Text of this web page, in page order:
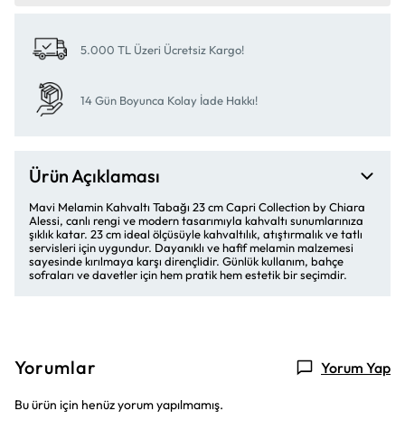
5.000 TL Üzeri Ücretsiz Kargo!
14 Gün Boyunca Kolay İade Hakkı!
Ürün Açıklaması
Mavi Melamin Kahvaltı Tabağı 23 cm Capri Collection by Chiara
Alessi, canlı rengi ve modern tasarımıyla kahvaltı sunumlarınıza
şıklık katar. 23 cm ideal ölçüsüyle kahvaltılık, atıştırmalık ve tatlı
servisleri için uygundur. Dayanıklı ve hafif melamin malzemesi
sayesinde kırılmaya karşı dirençlidir. Günlük kullanım, bahçe
sofraları ve davetler için hem pratik hem estetik bir seçimdir.
Yorumlar Yorum Yap
Bu ürün için henüz yorum yapılmamış.